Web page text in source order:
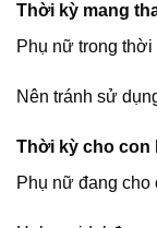
Thời kỳ mang
Phụ nữ trong thời
Nên tránh sử
Thời kỳ cho con
Phụ nữ đang cho